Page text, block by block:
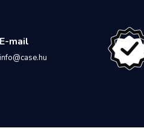
E-mail
info@case.hu